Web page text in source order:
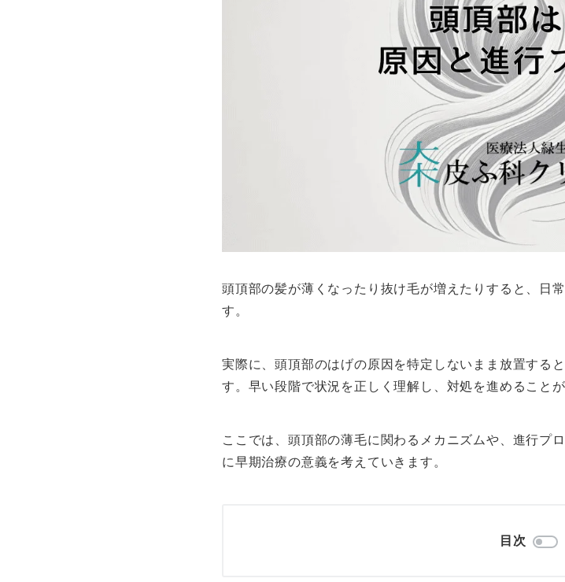
頭頂部の髪が薄くなったり抜け毛が増えたりすると、日
す。
実際に、頭頂部のはげの原因を特定しないまま放置する
す。早い段階で状況を正しく理解し、対処を進めることが
ここでは、頭頂部の薄毛に関わるメカニズムや、進行プ
に早期治療の意義を考えていきます。
目次